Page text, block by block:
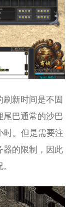
新时间是不固
尾巴通常的沙巴
时。但是需要注
器的限制，因此